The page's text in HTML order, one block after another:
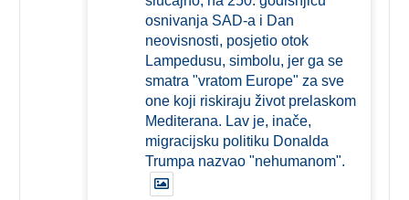
osnivanja SAD-a i Dan
neovisnosti, posjetio otok
Lampedusu, simbolu, jer ga se
smatra "vratom Europe" za sve
one koji riskiraju život prelaskom
Mediterana. Lav je, inače,
migracijsku politiku Donalda
Trumpa nazvao "nehumanom".